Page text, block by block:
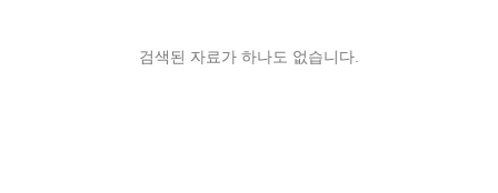
검색된 자료가 하나도 없습니다.